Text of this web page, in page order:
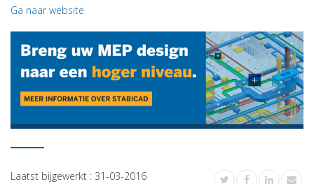
Ga naar website
Laatst bijgewerkt : 31-03-2016